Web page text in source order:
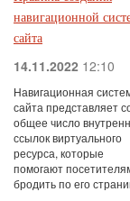
навигационной
сайта
14.11.2022 12:10
Навигационная
сайта представляет
общее число
ссылок виртуального
ресурса, которые
помогают
бродить по его